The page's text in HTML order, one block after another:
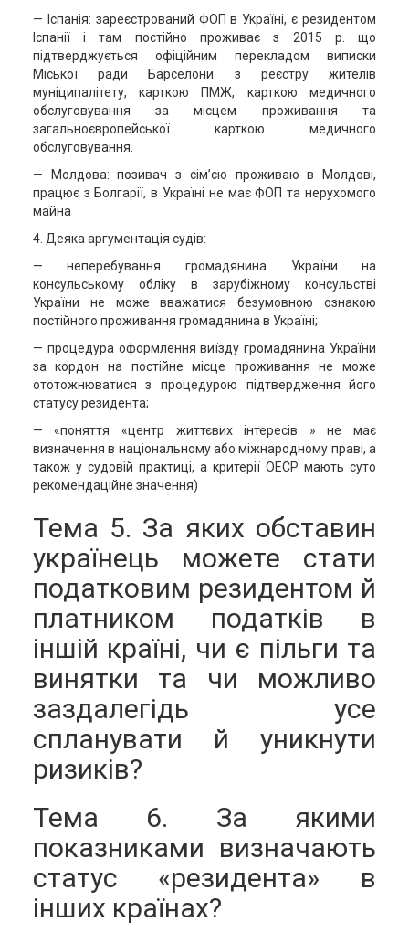
— Іспанія: зареєстрований ФОП в Україні, є резидентом
Іспанії і там постійно проживає з 2015 р. що
підтверджується офіційним перекладом виписки
Міської ради Барселони з реєстру жителів
муніципалітету, карткою ПМЖ, карткою медичного
обслуговування за місцем проживання та
загальноєвропейської карткою медичного
обслуговування.
— Молдова: позивач з сім’єю проживаю в Молдові,
працює з Болгарії, в Україні не має ФОП та нерухомого
майна
4. Деяка аргументація судів:
— неперебування громадянина України на
консульському обліку в зарубіжному консульстві
України не може вважатися безумовною ознакою
постійного проживання громадянина в Україні;
— процедура оформлення виїзду громадянина України
за кордон на постійне місце проживання не може
ототожнюватися з процедурою підтвердження його
статусу резидента;
— «поняття «центр життєвих інтересів » не має
визначення в національному або міжнародному праві, а
також у судовій практиці, а критерії ОЕСР мають суто
рекомендаційне значення)
Тема 5. За яких обставин
українець можете стати
податковим резидентом й
платником податків в
іншій країні, чи є пільги та
винятки та чи можливо
заздалегідь усе
спланувати й уникнути
ризиків?
Тема 6. За якими
показниками визначають
статус «резидента» в
інших країнах?